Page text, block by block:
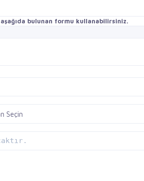
bulunan formu kullanabilirsiniz.